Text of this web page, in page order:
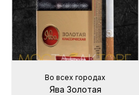
Во всех городах
Ява Золотая